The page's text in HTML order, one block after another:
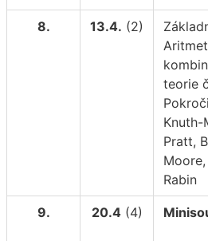
8. 13.4. (2)
teorie
Knuth-
Pratt,
Rabin
9. 20.4(4)